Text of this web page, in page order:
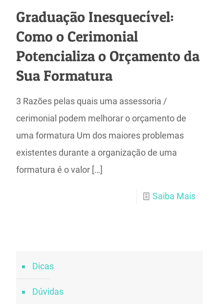
Graduação Inesquecível:
Como o Cerimonial
Potencializa o Orçamento da
Sua Formatura
3 Razões pelas quais uma assessoria /
cerimonial podem melhorar o orçamento de
uma formatura Um dos maiores problemas
existentes durante a organização de uma
formatura é o valor […]
Saiba Mais
Dicas
Dúvidas